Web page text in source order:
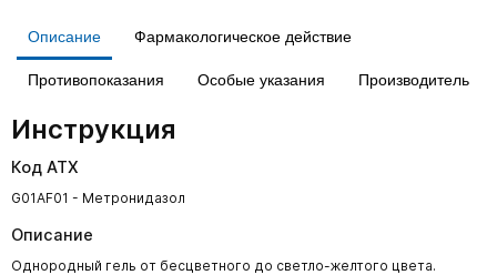
Описание Фармакологическое действие
Противопоказания Особые указания Производитель
Инструкция
Код АТХ
G01AF01 - Метронидазол
Описание
Однородный гель от бесцветного до светло-желтого цвета.